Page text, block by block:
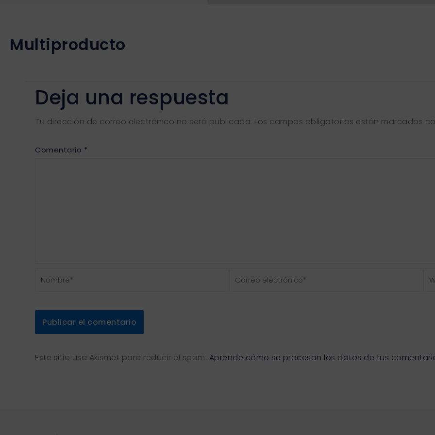
Multiproducto
Deja una respuesta
Tu dirección de correo electrónico no será publicada. Los campos obligatorios están marcados
Comentario *
Nombre*
Correo
Este sitio usa Akismet para reducir el spam. Aprende cómo se procesan los datos de tus